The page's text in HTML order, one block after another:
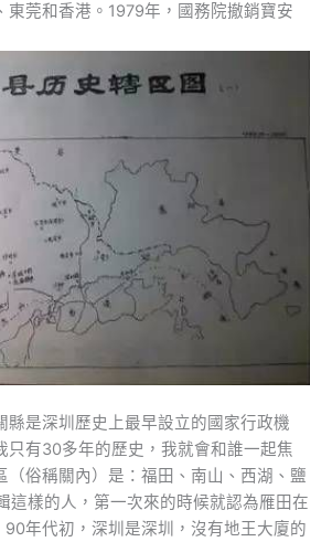
東莞和香港。1979年，國務院撤銷寶安
縣是深圳歷史上最早設立的國家行政機
只有30多年的歷史，我就會和誰一起焦
（俗稱關內）是：福田、南山、西湖、鹽
這樣的人，第一次來的時候就認為雁田在
年代初，深圳是深圳，沒有地王大廈的